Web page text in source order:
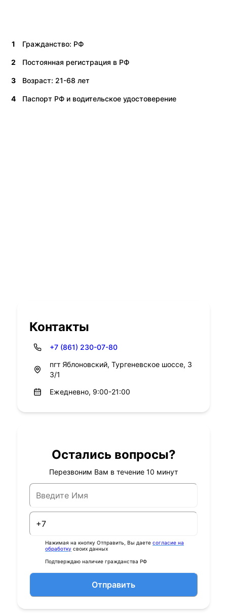
1 Гражданство: РФ
2 Постоянная регистрация в РФ
3 Возраст: 21-68 лет
4 Паспорт РФ и водительское удостоверение
Контакты
+7 (861) 230-07-80
пгт Яблоновский, Тургеневское шоссе, 3
3/1
Ежедневно, 9:00-21:00
Остались вопросы?
Перезвоним Вам в течение 10 минут
Нажимая на кнопку Отправить, Вы даете согласие на
обработку своих данных
Подтверждаю наличие гражданства РФ
Отправить